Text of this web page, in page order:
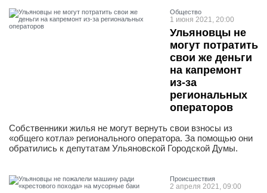
Общество
1 июня 2021, 20:00
Ульяновцы не
могут потратить
свои же деньги
на капремонт
из-за
региональных
операторов
Собственники жилья не могут вернуть свои взносы из
«общего котла» регионального оператора. За помощью они
обратились к депутатам Ульяновской Городской Думы.
Проиcшествия
2 апреля 2021, 09:00